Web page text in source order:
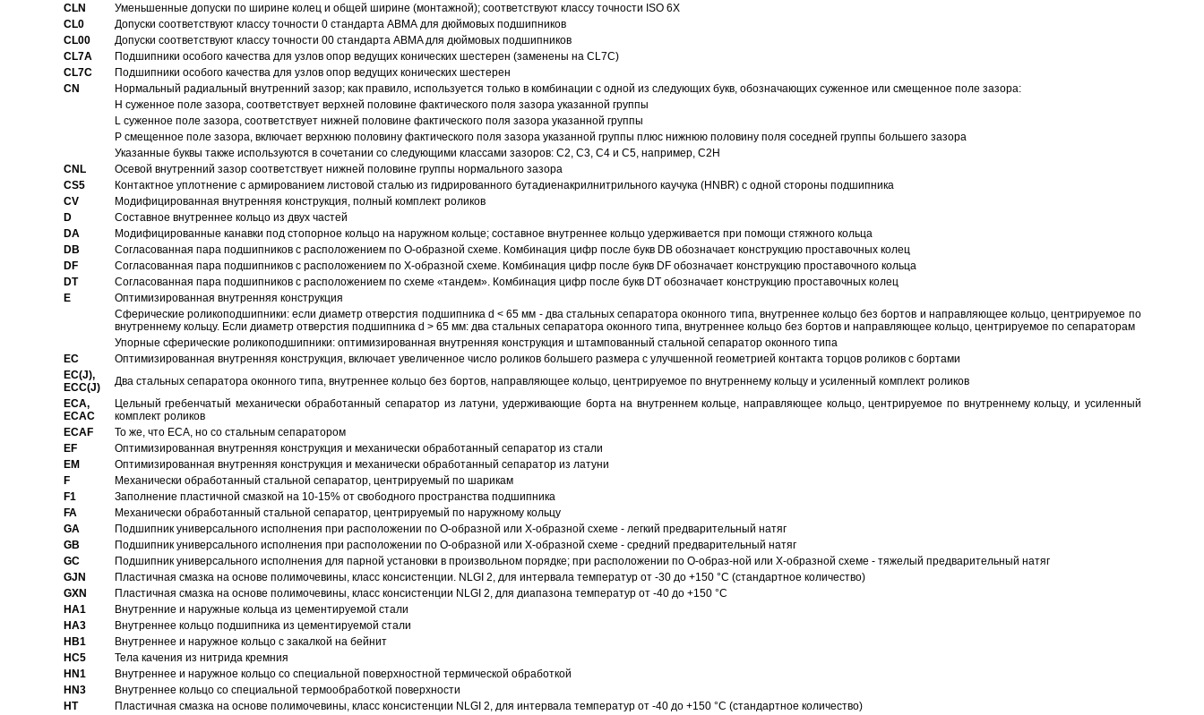
CLN
Уменьшенные допуски по ширине колец и общей ширине (монтажной); соответствуют классу точности ISO 6X
CL0
Допуски соответствуют классу точности 0 стандарта АВМА для дюймовых подшипников
CL00
Допуски соответствуют классу точности 00 стандарта ABMA для дюймовых подшипников
CL7A
Подшипники особого качества для узлов опор ведущих конических шестерен (заменены на CL7C)
CL7C
Подшипники особого качества для узлов опор ведущих конических шестерен
CN
Hормальный радиальный внутренний зазор; как правило, используется только в комбинации с одной из следующих букв, обозначающих суженное или смещенное поле зазора:
H суженное поле зазора, соответствует верхней половине фактического поля зазора указанной группы
L суженное поле зазора, соответствует нижней половине фактического поля зазора указанной группы
P смещенное поле зазора, включает верхнюю половину фактического поля зазора указанной группы плюс нижнюю половину поля соседней группы большего зазора
Указанные буквы также используются в сочетании со следующими классами зазоров: С2, C3, С4 и С5, например, С2Н
CNL
Осевой внутренний зазор соответствует нижней половине группы нормального зазора
CS5
Контактное уплотнение с армированием листовой сталью из гидрированного бутадиенакрилнитрильного каучука (HNBR) с одной стороны подшипника
CV
Модифицированная внутренняя конструкция, полный комплект роликов
D
Составное внутреннее кольцо из двух частей
DA
Модифицированные канавки под стопорное кольцо на наружном кольце; составное внутреннее кольцо удерживается при помощи стяжного кольца
DB
Согласованная пара подшипников с расположением по О-образной схеме. Комбинация цифр после букв DB обозначает конструкцию проставочных колец
DF
Согласованная пара подшипников с расположением по Х-образной схеме. Комбинация цифр после букв DF обозначает конструкцию проставочного кольца
DT
Согласованная пара подшипников с расположением по схеме «тандем». Комбинация цифр после букв DT обозначает конструкцию проставочных колец
E
Оптимизированная внутренняя конструкция
Сферические роликоподшипники: если диаметр отверстия подшипника d < 65 мм - два стальных сепаратора оконного типа, внутреннее кольцо без бортов и направляющее кольцо, центрируемое по
внутреннему кольцу. Если диаметр отверстия подшипника d > 65 мм: два стальных сепаратора оконного типа, внутреннее кольцо без бортов и направляющее кольцо, центрируемое по сепараторам
Упорные сферические роликоподшипники: оптимизированная внутренняя конструкция и штампованный стальной сепаратор оконного типа
EC
Oптимизированная внутренняя конструкция, включает увеличенное число роликов большего размера с улучшенной геометрией контакта торцов роликов с бортами
EC(J),
ECC(J)
Два стальных сепаратора оконного типа, внутреннее кольцо без бортов, направляющее кольцо, центрируемое по внутреннему кольцу и усиленный комплект роликов
ECA,
ECAC
Цельный гребенчатый механически обработанный сепаратор из латуни, удерживающие борта на внутреннем кольце, направляющее кольцо, центрируемое по внутреннему кольцу, и усиленный
комплект роликов
ECAF
То же, что ECA, но со стальным сепаратором
EF
Оптимизированная внутренняя конструкция и механически обработанный сепаратор из стали
EM
Оптимизированная внутренняя конструкция и механически обработанный сепаратор из латуни
F
Механически обработанный стальной сепаратор, центрируемый по шарикам
F1
Заполнение пластичной смазкой на 10-15% от свободного пространства подшипника
FA
Механически обработанный стальной сепаратор, центрируемый по наружному кольцу
GA
Подшипник универсального исполнения при расположении по О-образной или Х-образной схеме - легкий предварительный натяг
GB
Подшипник универсального исполнения при расположении по О-образной или Х-образной схеме - средний предварительный натяг
GC
Подшипник универсального исполнения для парной установки в произвольном порядке; при расположении по О-образ-ной или Х-образной схеме - тяжелый предварительный натяг
GJN
Пластичная смазка на основе полимочевины, класс консистенции. NLGI 2, для интервала температур от -30 до +150 °C (стандартное количество)
GXN
Пластичная смазка на основе полимочевины, класс консистенции NLGI 2, для диапазона температур от -40 до +150 °C
HA1
Внутренние и наружные кольца из цементируемой стали
HA3
Bнутреннее кольцо подшипника из цементируемой стали
HB1
Bнутреннее и наружное кольцо с закалкой на бейнит
HC5
Тела качения из нитрида кремния
HN1
Bнутреннее и наружное кольцо со специальной поверхностной термической обработкой
HN3
Внутреннее кольцо со специальной термообработкой поверхности
HT
Пластичная смазка на основе полимочевины, класс консистенции NLGI 2, для интервала температур от -40 до +150 °C (стандартное количество)